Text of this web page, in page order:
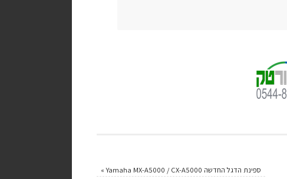
ספינת הדגל החדשה Yamaha MX-A5000 / CX-A5000 »